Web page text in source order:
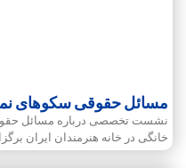
مسائل حقوقی سکوهای
نشست تخصصی درباره مسائل
خانگی در خانه هنرمندان ایران